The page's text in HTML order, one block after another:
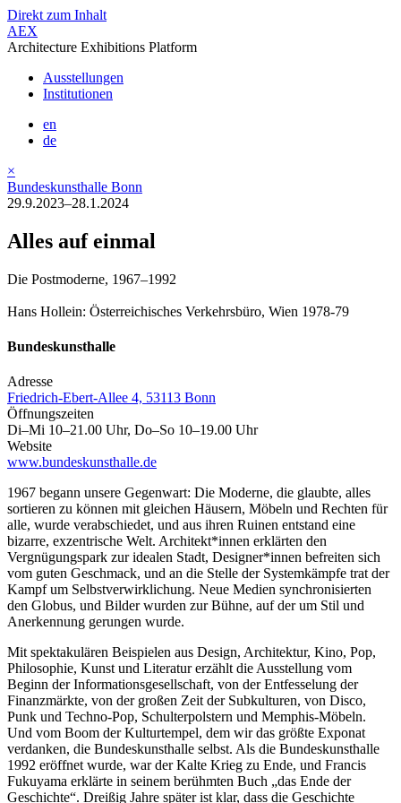
Direkt zum Inhalt
AEX
Architecture Exhibitions Platform
Ausstellungen
Institutionen
en
de
×
Bundeskunsthalle Bonn
29.9.2023–28.1.2024
Alles auf einmal
Die Postmoderne, 1967–1992
Hans Hollein: Österreichisches Verkehrsbüro, Wien 1978-79
Bundeskunsthalle
Adresse
Friedrich-Ebert-Allee 4, 53113 Bonn
Öffnungszeiten
Di–Mi 10–21.00 Uhr, Do–So 10–19.00 Uhr
Website
www.bundeskunsthalle.de
1967 begann unsere Gegenwart: Die Moderne, die glaubte, alles
sortieren zu können mit gleichen Häusern, Möbeln und Rechten für
alle, wurde verabschiedet, und aus ihren Ruinen entstand eine
bizarre, exzentrische Welt. Architekt*innen erklärten den
Vergnügungspark zur idealen Stadt, Designer*innen befreiten sich
vom guten Geschmack, und an die Stelle der Systemkämpfe trat der
Kampf um Selbstverwirklichung. Neue Medien synchronisierten
den Globus, und Bilder wurden zur Bühne, auf der um Stil und
Anerkennung gerungen wurde.
Mit spektakulären Beispielen aus Design, Architektur, Kino, Pop,
Philosophie, Kunst und Literatur erzählt die Ausstellung vom
Beginn der Informationsgesellschaft, von der Entfesselung der
Finanzmärkte, von der großen Zeit der Subkulturen, von Disco,
Punk und Techno-Pop, Schulterpolstern und Memphis-Möbeln.
Und vom Boom der Kulturtempel, dem wir das größte Exponat
verdanken, die Bundeskunsthalle selbst. Als die Bundeskunsthalle
1992 eröffnet wurde, war der Kalte Krieg zu Ende, und Francis
Fukuyama erklärte in seinem berühmten Buch „das Ende der
Geschichte“. Dreißig Jahre später ist klar, dass die Geschichte